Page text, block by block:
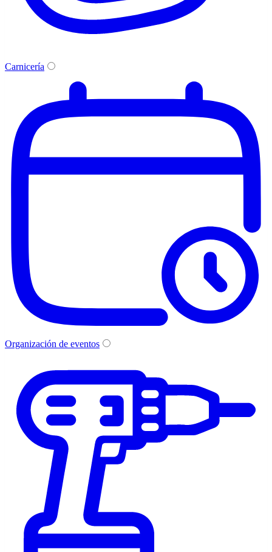
Carnicería
Organización de eventos